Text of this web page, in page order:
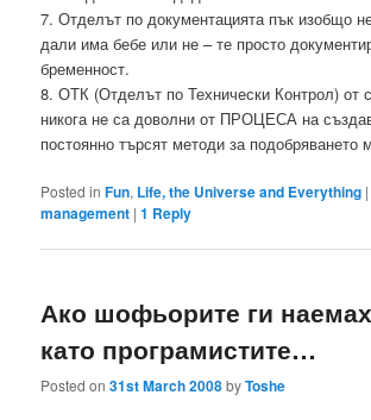
7. Отделът по документацията пък изобщо
дали има бебе или не – те просто
бременност.
8. ОТК (Отделът по Технически Контрол) от
никога не са доволни от ПРОЦЕСА на
постоянно търсят методи за подобряването
Posted in Fun, Life, the Universe and Everything
management |1 Reply
Ако шофьорите ги
като програмистите…
Posted on31st March 2008byToshe